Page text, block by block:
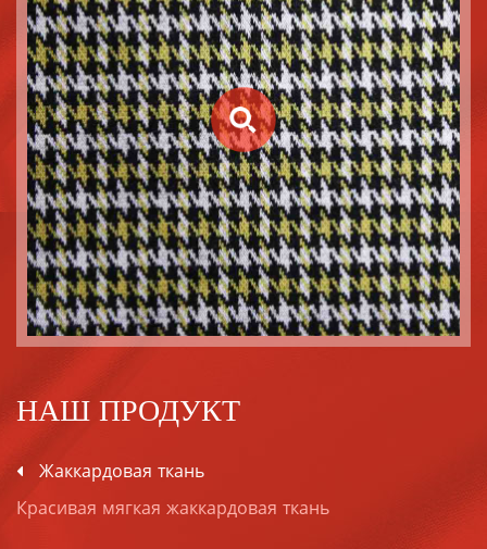
НАШ ПРОДУКТ
Жаккардовая ткань
Красивая мягкая жаккардовая ткань